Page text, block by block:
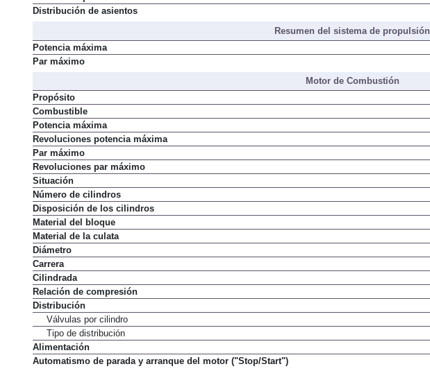
Distribución de asientos
Resumen del sistema de propulsión
Potencia máxima
Par máximo
Motor de Combustión
Propósito
Combustible
Potencia máxima
Revoluciones potencia máxima
Par máximo
Revoluciones par máximo
Situación
Número de cilindros
Disposición de los cilindros
Material del bloque
Material de la culata
Diámetro
Carrera
Cilindrada
Relación de compresión
Distribución
Válvulas por cilindro
Tipo de distribución
Alimentación
Automatismo de parada y arranque del motor ("Stop/Start")